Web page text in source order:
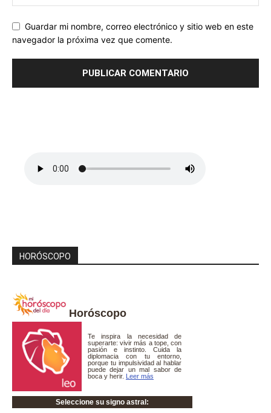
Guardar mi nombre, correo electrónico y sitio web en este
navegador la próxima vez que comente.
HORÓSCOPO
Horóscopo